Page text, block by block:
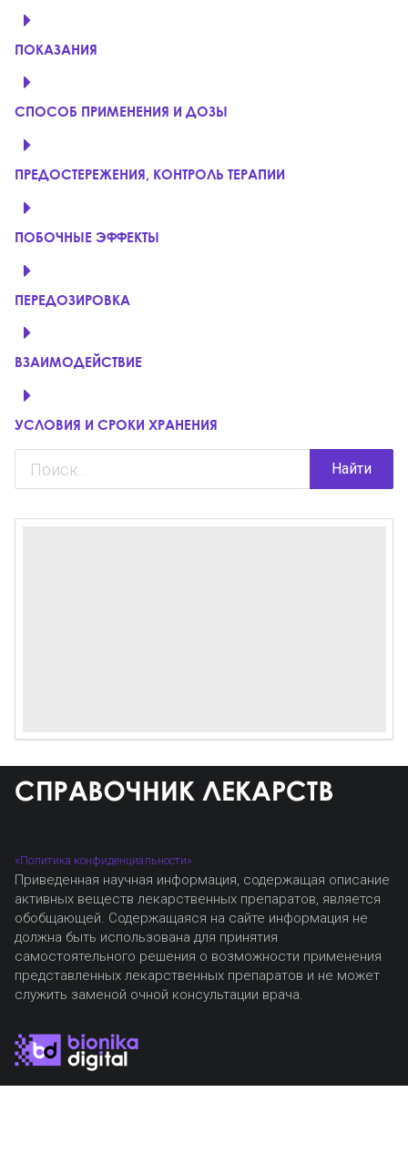
ПОКАЗАНИЯ
СПОСОБ ПРИМЕНЕНИЯ И ДОЗЫ
ПРЕДОСТЕРЕЖЕНИЯ, КОНТРОЛЬ ТЕРАПИИ
ПОБОЧНЫЕ ЭФФЕКТЫ
ПЕРЕДОЗИРОВКА
ВЗАИМОДЕЙСТВИЕ
УСЛОВИЯ И СРОКИ ХРАНЕНИЯ
Найти
«Политика конфиденциальности»
Приведенная научная информация, содержащая описание
активных веществ лекарственных препаратов, является
обобщающей. Содержащаяся на сайте информация не
должна быть использована для принятия
самостоятельного решения о возможности применения
представленных лекарственных препаратов и не может
служить заменой очной консультации врача.